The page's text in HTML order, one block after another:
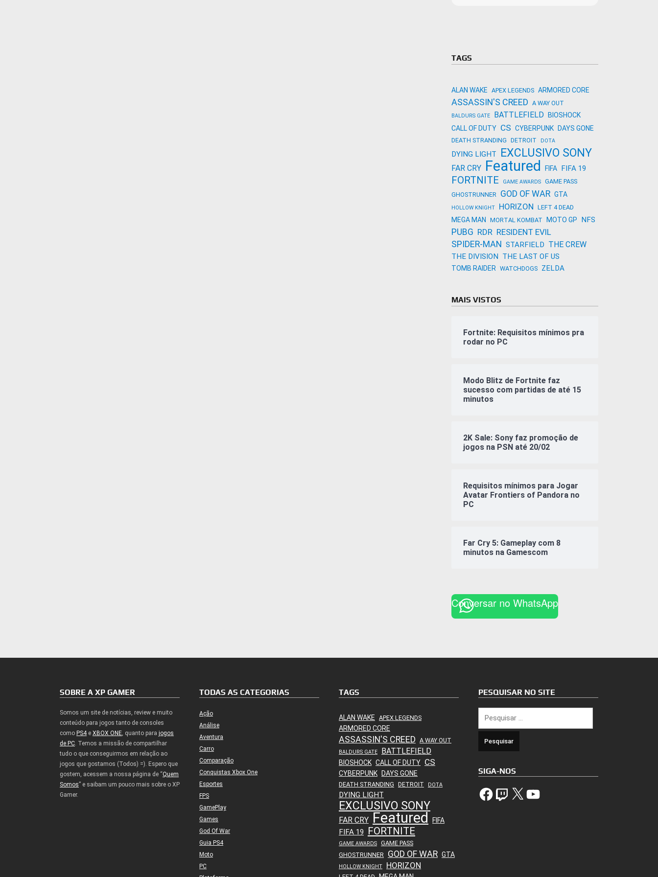
TAGS
ALAN WAKE APEX LEGENDS ARMORED CORE
ASSASSIN'S CREED A WAY OUT
BALDURS GATE BATTLEFIELD
BIOSHOCK
CALL OF DUTY CS CYBERPUNK DAYS GONE
DEATH STRANDING DETROIT DOTA
DYING LIGHT EXCLUSIVO SONY
FAR CRY Featured FIFA FIFA 19
FORTNITE GAME AWARDS
GAME PASS
GHOSTRUNNER GOD OF WAR GTA
HOLLOW KNIGHT HORIZON LEFT 4 DEAD
MEGA MAN MORTAL KOMBAT MOTO GP NFS
PUBG RDR RESIDENT EVIL
SPIDER-MAN STARFIELD THE CREW
THE DIVISION THE LAST OF US
TOMB RAIDER WATCHDOGS ZELDA
MAIS VISTOS
Fortnite: Requisitos mínimos pra
rodar no PC
Modo Blitz de Fortnite faz
sucesso com partidas de até 15
minutos
2K Sale: Sony faz promoção de
jogos na PSN até 20/02
Requisitos mínimos para Jogar
Avatar Frontiers of Pandora no
PC
Far Cry 5: Gameplay com 8
minutos na Gamescom
Conversar no WhatsApp
SOBRE A XP GAMER
Somos um site de notícias, review e muito
conteúdo para jogos tanto de consoles
como PS4e XBOX ONE, quanto para jogos
de PC. Temos a missão de compartilhar
tudo o que conseguirmos em relação ao
jogos que gostamos (Todos) =). Espero que
gostem, acessem a nossa página de “Quem
Somos” e saibam um pouco mais sobre o XP
Gamer.
TODAS AS CATEGORIAS
Ação
Análise
Aventura
Carro
Comparação
Conquistas Xbox One
Esportes
FPS
GamePlay
Games
God Of War
Guia PS4
Moto
PC
TAGS
ALAN WAKE APEX LEGENDS
ARMORED CORE
ASSASSIN'S CREED A WAY OUT
BALDURS GATE BATTLEFIELD
BIOSHOCK CALL OF DUTY CS
CYBERPUNK DAYS GONE
DEATH STRANDING DETROIT DOTA
DYING LIGHT
EXCLUSIVO SONY
FAR CRY Featured FIFA
FIFA 19 FORTNITE
GAME AWARDS
GAME PASS
GHOSTRUNNER GOD OF WAR GTA
HOLLOW KNIGHT HORIZON
PESQUISAR NO SITE
por:
SIGA-NOS
FacebookTwitch X YouTube